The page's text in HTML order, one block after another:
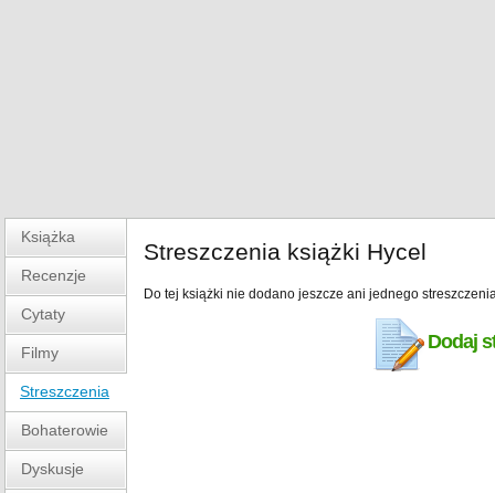
Książka
Recenzje
Cytaty
Filmy
Streszczenia
Bohaterowie
Dyskusje
Streszczenia książki Hycel
Do tej książki nie dodano jeszcze ani jednego
Dodaj